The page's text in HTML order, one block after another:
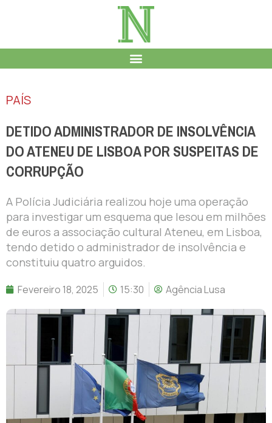
PAÍS
DETIDO ADMINISTRADOR DE INSOLVÊNCIA
DO ATENEU DE LISBOA POR SUSPEITAS DE
CORRUPÇÃO
A Polícia Judiciária realizou hoje uma operação
para investigar um esquema que lesou em milhões
de euros a associação cultural Ateneu, em Lisboa,
tendo detido o administrador de insolvência e
constituiu quatro arguidos.
Fevereiro 18, 2025 15:30 Agência Lusa